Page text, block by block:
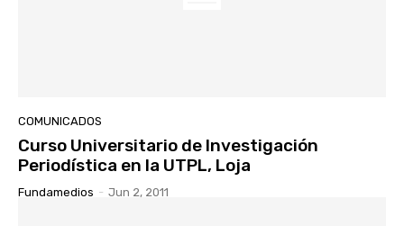
COMUNICADOS
Curso Universitario de Investigación
Periodística en la UTPL, Loja
Fundamedios - Jun 2, 2011